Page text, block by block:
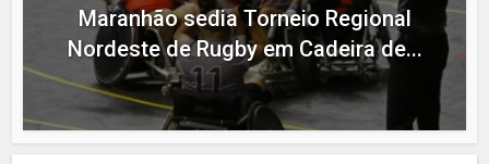
Maranhão sedia Torneio Regional
Nordeste de Rugby em Cadeira de...